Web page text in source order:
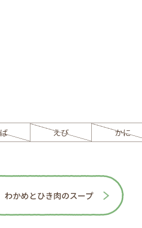
えび かに
わかめとひき肉のスープ